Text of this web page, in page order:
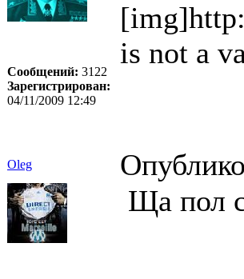
Сообщений: 3122
Зарегистрирован:
04/11/2009 12:49
is not a
Oleg
Ща пол